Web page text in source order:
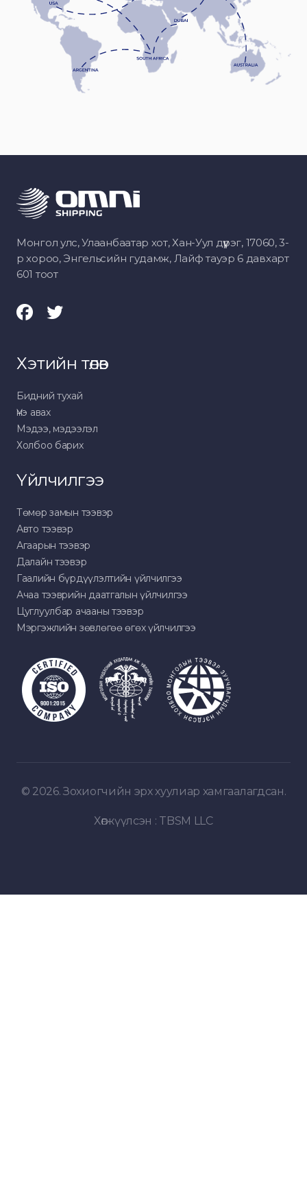
Монгол улс, Улаанбаатар хот, Хан-Уул дүүрэг, 17060, 3-
р хороо, Энгельсийн гудамж, Лайф тауэр 6 давхарт
601 тоот
Хэтийн төлөв
Бидний тухай
Үнэ авах
Мэдээ, мэдээлэл
Холбоо барих
Үйлчилгээ
Төмөр замын тээвэр
Авто тээвэр
Агаарын тээвэр
Далайн тээвэр
Гаалийн бүрдүүлэлтийн үйлчилгээ
Ачаа тээврийн даатгалын үйлчилгээ
Цуглуулбар ачааны тээвэр
Мэргэжлийн зөвлөгөө өгөх үйлчилгээ
© 2026. Зохиогчийн эрх хуулиар хамгаалагдсан.
Хөгжүүлсэн : TBSM LLC